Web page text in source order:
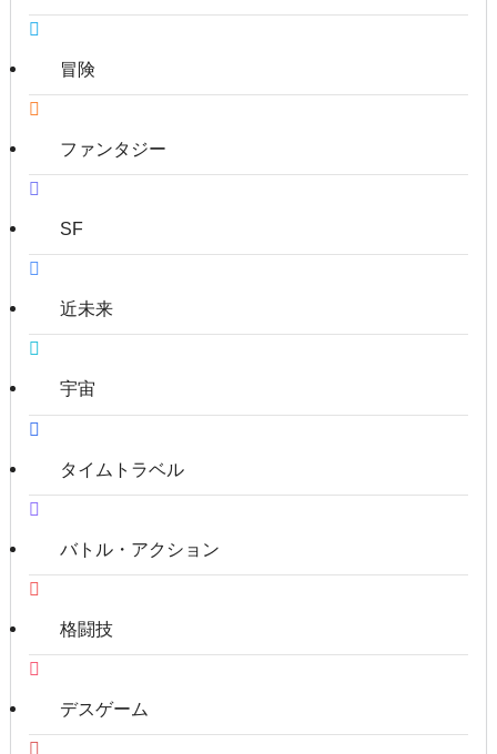
冒険
ファンタジー
SF
近未来
宇宙
タイムトラベル
バトル・アクション
格闘技
デスゲーム